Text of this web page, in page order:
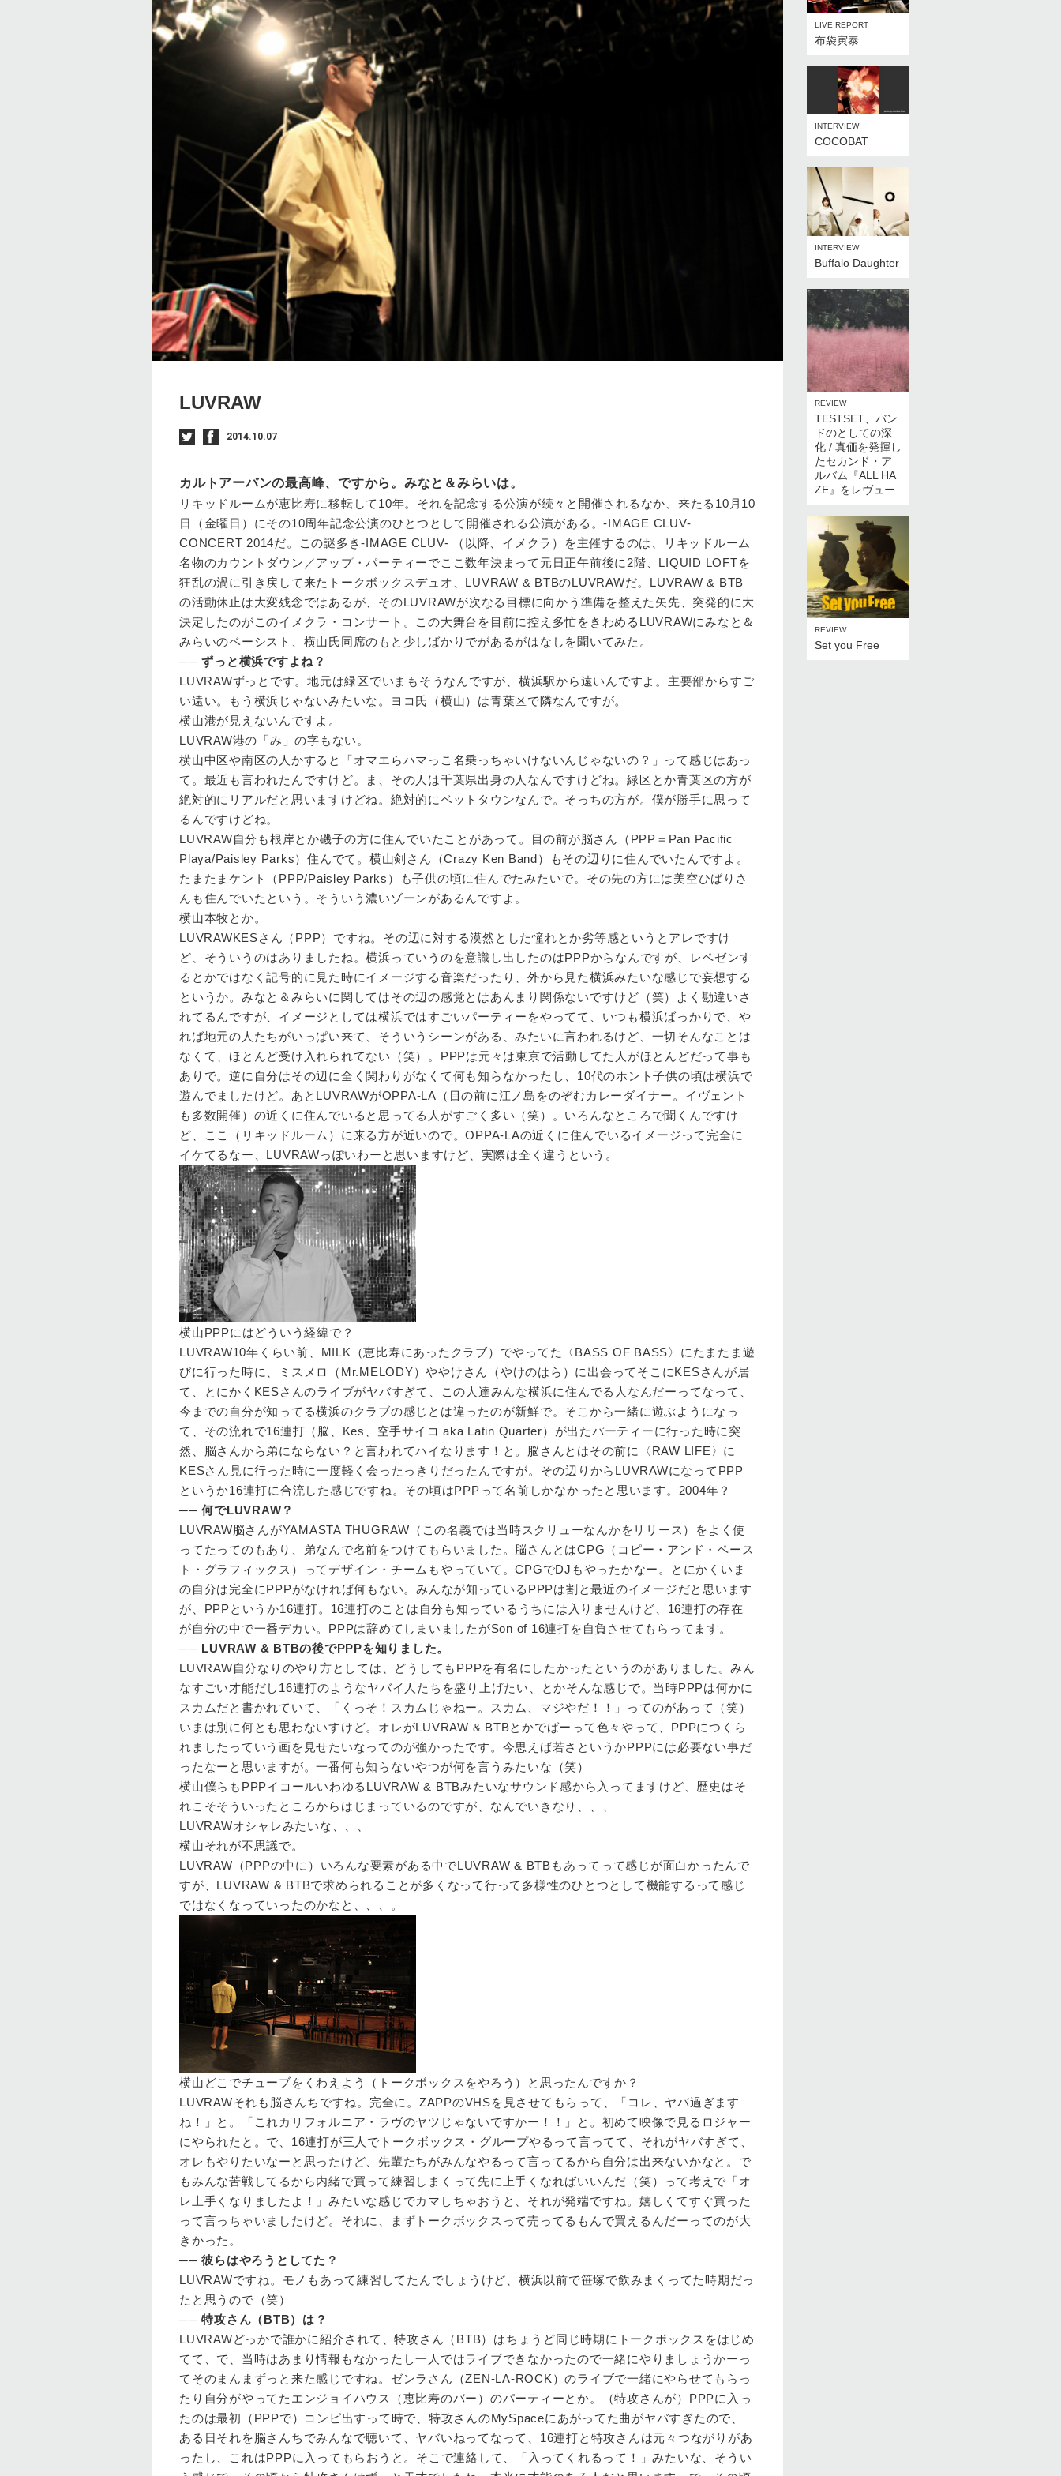
LUVRAW
2014.10.07
カルトアーバンの最高峰、ですから。みなと＆みらいは。
リキッドルームが恵比寿に移転して10年。それを記念する公演が続々と開催されるなか、来たる10月10
日（金曜日）にその10周年記念公演のひとつとして開催される公演がある。-IMAGE CLUV-
CONCERT 2014だ。この謎多き-IMAGE CLUV- （以降、イメクラ）を主催するのは、リキッドルーム
名物のカウントダウン／アップ・パーティーでここ数年決まって元日正午前後に2階、LIQUID LOFTを
狂乱の渦に引き戻して来たトークボックスデュオ、LUVRAW & BTBのLUVRAWだ。LUVRAW & BTB
の活動休止は大変残念ではあるが、そのLUVRAWが次なる目標に向かう準備を整えた矢先、突発的に大
決定したのがこのイメクラ・コンサート。この大舞台を目前に控え多忙をきわめるLUVRAWにみなと＆
みらいのベーシスト、横山氏同席のもと少しばかりでがあるがはなしを聞いてみた。
──ずっと横浜ですよね？
LUVRAWずっとです。地元は緑区でいまもそうなんですが、横浜駅から遠いんですよ。主要部からすご
い遠い。もう横浜じゃないみたいな。ヨコ氏（横山）は青葉区で隣なんですが。
横山港が見えないんですよ。
LUVRAW港の「み」の字もない。
横山中区や南区の人かすると「オマエらハマっこ名乗っちゃいけないんじゃないの？」って感じはあっ
て。最近も言われたんですけど。ま、その人は千葉県出身の人なんですけどね。緑区とか青葉区の方が
絶対的にリアルだと思いますけどね。絶対的にベットタウンなんで。そっちの方が。僕が勝手に思って
るんですけどね。
LUVRAW自分も根岸とか磯子の方に住んでいたことがあって。目の前が脳さん（PPP＝Pan Pacific
Playa/Paisley Parks）住んでて。横山剣さん（Crazy Ken Band）もその辺りに住んでいたんですよ。
たまたまケント（PPP/Paisley Parks）も子供の頃に住んでたみたいで。その先の方には美空ひばりさ
んも住んでいたという。そういう濃いゾーンがあるんですよ。
横山本牧とか。
LUVRAWKESさん（PPP）ですね。その辺に対する漠然とした憧れとか劣等感というとアレですけ
ど、そういうのはありましたね。横浜っていうのを意識し出したのはPPPからなんですが、レペゼンす
るとかではなく記号的に見た時にイメージする音楽だったり、外から見た横浜みたいな感じで妄想する
というか。みなと＆みらいに関してはその辺の感覚とはあんまり関係ないですけど（笑）よく勘違いさ
れてるんですが、イメージとしては横浜ではすごいパーティーをやってて、いつも横浜ばっかりで、や
れば地元の人たちがいっぱい来て、そういうシーンがある、みたいに言われるけど、一切そんなことは
なくて、ほとんど受け入れられてない（笑）。PPPは元々は東京で活動してた人がほとんどだって事も
ありで。逆に自分はその辺に全く関わりがなくて何も知らなかったし、10代のホント子供の頃は横浜で
遊んでましたけど。あとLUVRAWがOPPA-LA（目の前に江ノ島をのぞむカレーダイナー。イヴェント
も多数開催）の近くに住んでいると思ってる人がすごく多い（笑）。いろんなところで聞くんですけ
ど、ここ（リキッドルーム）に来る方が近いので。OPPA-LAの近くに住んでいるイメージって完全に
イケてるなー、LUVRAWっぽいわーと思いますけど、実際は全く違うという。
横山PPPにはどういう経緯で？
LUVRAW10年くらい前、MILK（恵比寿にあったクラブ）でやってた〈BASS OF BASS〉にたまたま遊
びに行った時に、ミスメロ（Mr.MELODY）ややけさん（やけのはら）に出会ってそこにKESさんが居
て、とにかくKESさんのライブがヤバすぎて、この人達みんな横浜に住んでる人なんだーってなって、
今までの自分が知ってる横浜のクラブの感じとは違ったのが新鮮で。そこから一緒に遊ぶようになっ
て、その流れで16連打（脳、Kes、空手サイコ aka Latin Quarter）が出たパーティーに行った時に突
然、脳さんから弟にならない？と言われてハイなります！と。脳さんとはその前に〈RAW LIFE〉に
KESさん見に行った時に一度軽く会ったっきりだったんですが。その辺りからLUVRAWになってPPP
というか16連打に合流した感じですね。その頃はPPPって名前しかなかったと思います。2004年？
──何でLUVRAW？
LUVRAW脳さんがYAMASTA THUGRAW（この名義では当時スクリューなんかをリリース）をよく使
ってたってのもあり、弟なんで名前をつけてもらいました。脳さんとはCPG（コピー・アンド・ペース
ト・グラフィックス）ってデザイン・チームもやっていて。CPGでDJもやったかなー。とにかくいま
の自分は完全にPPPがなければ何もない。みんなが知っているPPPは割と最近のイメージだと思います
が、PPPというか16連打。16連打のことは自分も知っているうちには入りませんけど、16連打の存在
が自分の中で一番デカい。PPPは辞めてしまいましたがSon of 16連打を自負させてもらってます。
── LUVRAW & BTBの後でPPPを知りました。
LUVRAW自分なりのやり方としては、どうしてもPPPを有名にしたかったというのがありました。みん
なすごい才能だし16連打のようなヤバイ人たちを盛り上げたい、とかそんな感じで。当時PPPは何かに
スカムだと書かれていて、「くっそ！スカムじゃねー。スカム、マジやだ！！」ってのがあって（笑）
いまは別に何とも思わないすけど。オレがLUVRAW & BTBとかでばーって色々やって、PPPにつくら
れましたっていう画を見せたいなってのが強かったです。今思えば若さというかPPPには必要ない事だ
ったなーと思いますが。一番何も知らないやつが何を言うみたいな（笑）
横山僕らもPPPイコールいわゆるLUVRAW & BTBみたいなサウンド感から入ってますけど、歴史はそ
れこそそういったところからはじまっているのですが、なんでいきなり、、、
LUVRAWオシャレみたいな、、、
横山それが不思議で。
LUVRAW （PPPの中に）いろんな要素がある中でLUVRAW & BTBもあってって感じが面白かったんで
すが、LUVRAW & BTBで求められることが多くなって行って多様性のひとつとして機能するって感じ
ではなくなっていったのかなと、、、。
横山 どこでチューブをくわえよう（トークボックスをやろう）と思ったんですか？
LUVRAWそれも脳さんちですね。完全に。ZAPPのVHSを見させてもらって、「コレ、ヤバ過ぎます
ね！」と。「これカリフォルニア・ラヴのヤツじゃないですかー！！」と。初めて映像で見るロジャー
にやられたと。で、16連打が三人でトークボックス・グループやるって言ってて、それがヤバすぎて、
オレもやりたいなーと思ったけど、先輩たちがみんなやるって言ってるから自分は出来ないかなと。で
もみんな苦戦してるから内緒で買って練習しまくって先に上手くなればいいんだ（笑）って考えで「オ
レ上手くなりましたよ！」みたいな感じでカマしちゃおうと、それが発端ですね。嬉しくてすぐ買った
って言っちゃいましたけど。それに、まずトークボックスって売ってるもんで買えるんだーってのが大
きかった。
──彼らはやろうとしてた？
LUVRAWですね。モノもあって練習してたんでしょうけど、横浜以前で笹塚で飲みまくってた時期だっ
たと思うので（笑）
──特攻さん（BTB）は？
LUVRAWどっかで誰かに紹介されて、特攻さん（BTB）はちょうど同じ時期にトークボックスをはじめ
てて、で、当時はあまり情報もなかったし一人ではライブできなかったので一緒にやりましょうかーっ
てそのまんまずっと来た感じですね。ゼンラさん（ZEN-LA-ROCK）のライブで一緒にやらせてもらっ
たり自分がやってたエンジョイハウス（恵比寿のバー）のパーティーとか。（特攻さんが）PPPに入っ
たのは最初（PPPで）コンピ出すって時で、特攻さんのMySpaceにあがってた曲がヤバすぎたので、
ある日それを脳さんちでみんなで聴いて、ヤバいねってなって、16連打と特攻さんは元々つながりがあ
ったし、これはPPPに入ってもらおうと。そこで連絡して、「入ってくれるって！」みたいな、そうい
LIVE REPORT
布袋寅泰
INTERVIEW
COCOBAT
INTERVIEW
Buffalo Daughter
REVIEW
TESTSET、バン
ドのとしての深
化 / 真価を発揮し
たセカンド・ア
ルバム『ALL HA
ZE』をレヴュー
REVIEW
Set you Free